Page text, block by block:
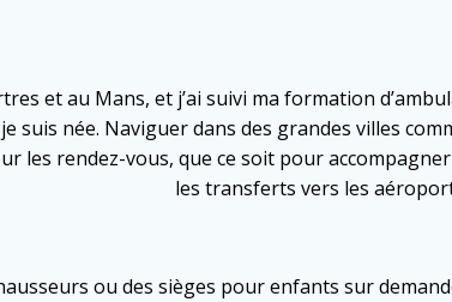
et au Mans, et j’ai suivi ma formation
suis née. Naviguer dans des grandes villes
les rendez-vous, que ce soit pour
les transferts vers les
ou des sièges pour enfants sur